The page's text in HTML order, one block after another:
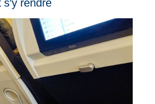
s'y rendre